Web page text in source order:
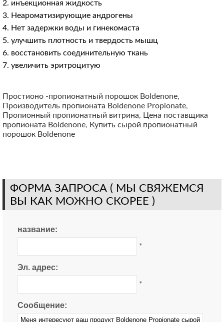
2. инъекционная жидкость
3. Неароматизирующие андрогены
4. Нет задержки воды и гинекомаста
5. улучшить плотность и твердость мышц
6. восстановить соединительную ткань
7. увеличить эритроцитую
Простионо -пропионатный порошок Boldenone,
Производитель пропионата Boldenone Propionate,
Пропионный пропионатный витрина, Цена поставщика
пропионата Boldenone, Купить сырой пропионатный
порошок Boldenone
ФОРМА ЗАПРОСА ( МЫ СВЯЖЕМСЯ
ВЫ КАК МОЖНО СКОРЕЕ )
название:
*
Эл. адрес:
*
Сообщение: